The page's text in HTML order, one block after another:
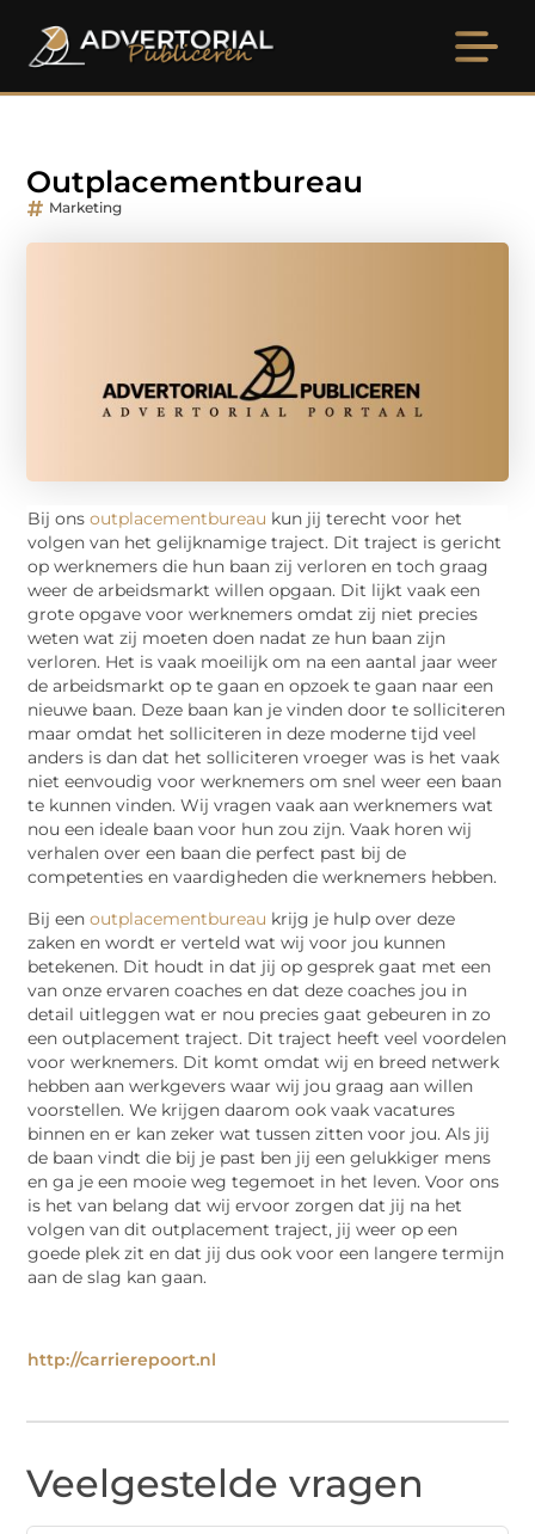
Outplacementbureau
Marketing
Bij onsoutplacementbureau kun jij terecht voor het
volgen van het gelijknamige traject. Dit traject is gericht
op werknemers die hun baan zij verloren en toch graag
weer de arbeidsmarkt willen opgaan. Dit lijkt vaak een
grote opgave voor werknemers omdat zij niet precies
weten wat zij moeten doen nadat ze hun baan zijn
verloren. Het is vaak moeilijk om na een aantal jaar weer
de arbeidsmarkt op te gaan en opzoek te gaan naar een
nieuwe baan. Deze baan kan je vinden door te solliciteren
maar omdat het solliciteren in deze moderne tijd veel
anders is dan dat het solliciteren vroeger was is het vaak
niet eenvoudig voor werknemers om snel weer een baan
te kunnen vinden. Wij vragen vaak aan werknemers wat
nou een ideale baan voor hun zou zijn. Vaak horen wij
verhalen over een baan die perfect past bij de
competenties en vaardigheden die werknemers hebben.
Bij eenoutplacementbureau krijg je hulp over deze
zaken en wordt er verteld wat wij voor jou kunnen
betekenen. Dit houdt in dat jij op gesprek gaat met een
van onze ervaren coaches en dat deze coaches jou in
detail uitleggen wat er nou precies gaat gebeuren in zo
een outplacement traject. Dit traject heeft veel voordelen
voor werknemers. Dit komt omdat wij en breed netwerk
hebben aan werkgevers waar wij jou graag aan willen
voorstellen. We krijgen daarom ook vaak vacatures
binnen en er kan zeker wat tussen zitten voor jou. Als jij
de baan vindt die bij je past ben jij een gelukkiger mens
en ga je een mooie weg tegemoet in het leven. Voor ons
is het van belang dat wij ervoor zorgen dat jij na het
volgen van dit outplacement traject, jij weer op een
goede plek zit en dat jij dus ook voor een langere termijn
aan de slag kan gaan.
http://carrierepoort.nl
Veelgestelde vragen